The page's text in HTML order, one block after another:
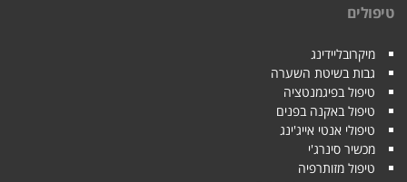
טיפולים
מיקרובליידינג
גבות בשיטת השערה
טיפול בפיגמנטציה
טיפול באקנה בפנים
טיפולי אנטי אייג'ינג
מכשיר סינרג'י
טיפול מזותרפיה